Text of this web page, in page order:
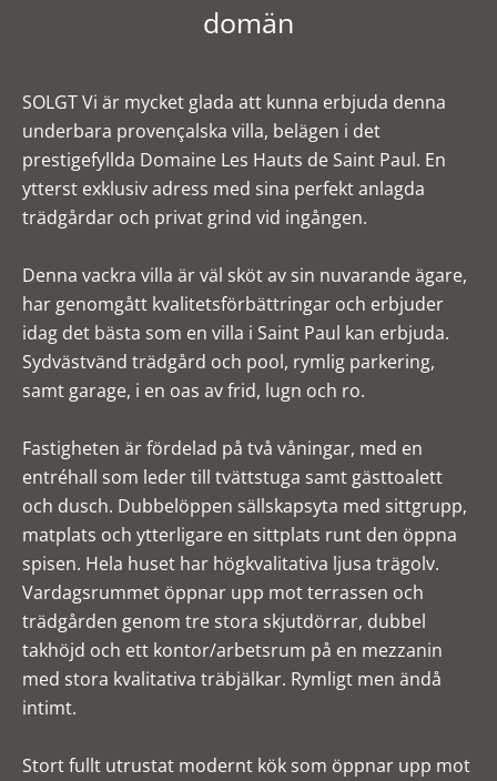
domän
SOLGT Vi är mycket glada att kunna erbjuda denna
underbara provençalska villa, belägen i det
prestigefyllda Domaine Les Hauts de Saint Paul. En
ytterst exklusiv adress med sina perfekt anlagda
trädgårdar och privat grind vid ingången.
Denna vackra villa är väl sköt av sin nuvarande ägare,
har genomgått kvalitetsförbättringar och erbjuder
idag det bästa som en villa i Saint Paul kan erbjuda.
Sydvästvänd trädgård och pool, rymlig parkering,
samt garage, i en oas av frid, lugn och ro.
Fastigheten är fördelad på två våningar, med en
entréhall som leder till tvättstuga samt gästtoalett
och dusch. Dubbelöppen sällskapsyta med sittgrupp,
matplats och ytterligare en sittplats runt den öppna
spisen. Hela huset har högkvalitativa ljusa trägolv.
Vardagsrummet öppnar upp mot terrassen och
trädgården genom tre stora skjutdörrar, dubbel
takhöjd och ett kontor/arbetsrum på en mezzanin
med stora kvalitativa träbjälkar. Rymligt men ändå
intimt.
Stort fullt utrustat modernt kök som öppnar upp mot